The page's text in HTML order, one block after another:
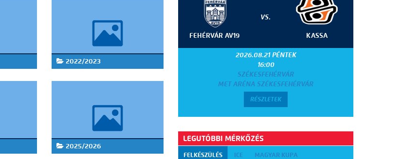
2022/2023
2025/2026
FEHÉRVÁR AV19
VS.
KASSA
2026.08.21 PÉNTEK
16:00
SZÉKESFEHÉRVÁR
MET ARÉNA SZÉKESFEHÉRVÁR
RÉSZLETEK
LEGUTÓBBI MÉRKŐZÉS
FELKÉSZÜLÉS ICE MAGYAR KUPA